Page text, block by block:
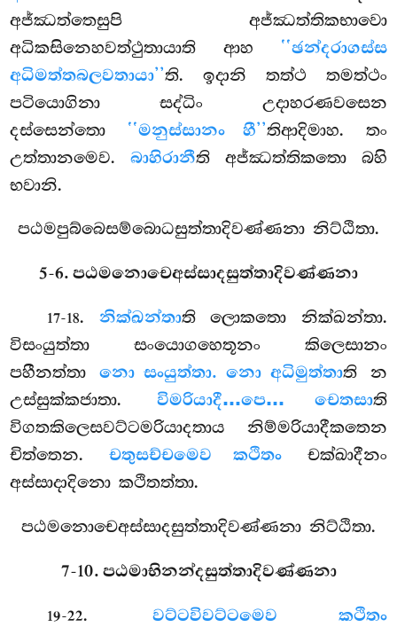
අජ්ඣත්තෙසුපි අජ්ඣත්තිකභාවො
අධිකසිනෙහවත්ථුතායාති ආහ ‘‘ඡන්දරාගස්ස
අධිමත්තබලවතායා’’ති. ඉදානි තත්ථ තමත්ථං
පටියොගිනා සද්ධිං උදාහරණවසෙන
දස්සෙන්තො ‘‘මනුස්සානං හී’’තිආදිමාහ. තං
උත්තානමෙව.බාහිරානීති අජ්ඣත්තිකතො බහි
භවානි.
පඨමපුබ්බෙසම්බොධසුත්තාදිවණ්ණනා නිට්ඨිතා.
5-6. පඨමනොචෙඅස්සාදසුත්තාදිවණ්ණනා
17-18. නික්ඛන්තාති ලොකතො නික්ඛන්තා.
විසංයුත්තා සංයොගහෙතූනං කිලෙසානං
පහීනත්තානො සංයුත්තා. නො අධිමුත්තාති න
උස්සුක්කජාතා. විමරියාදී…පෙ… චෙතසාති
විගතකිලෙසවට්ටමරියාදතාය නිම්මරියාදීකතෙන
චිත්තෙන.චතුසච්චමෙව කථිතංචක්ඛාදීනං
අස්සාදාදිනො කථිතත්තා.
පඨමනොචෙඅස්සාදසුත්තාදිවණ්ණනා නිට්ඨිතා.
7-10. පඨමාභිනන්දසුත්තාදිවණ්ණනා
19-22.වට්ටවිවට්ටමෙව කථිතං